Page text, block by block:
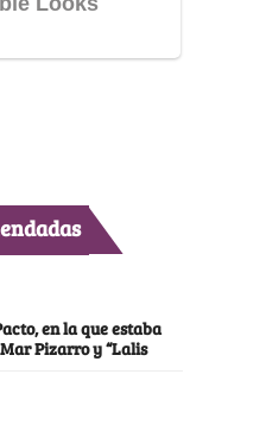
en la que estaba
Pizarro y “Lalis